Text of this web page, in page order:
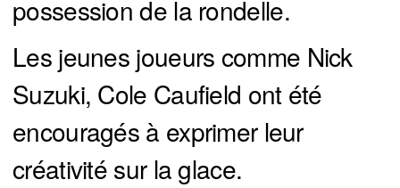
possession de la rondelle.
Les jeunes joueurs comme Nick
Suzuki, Cole Caufield ont été
encouragés à exprimer leur
créativité sur la glace.